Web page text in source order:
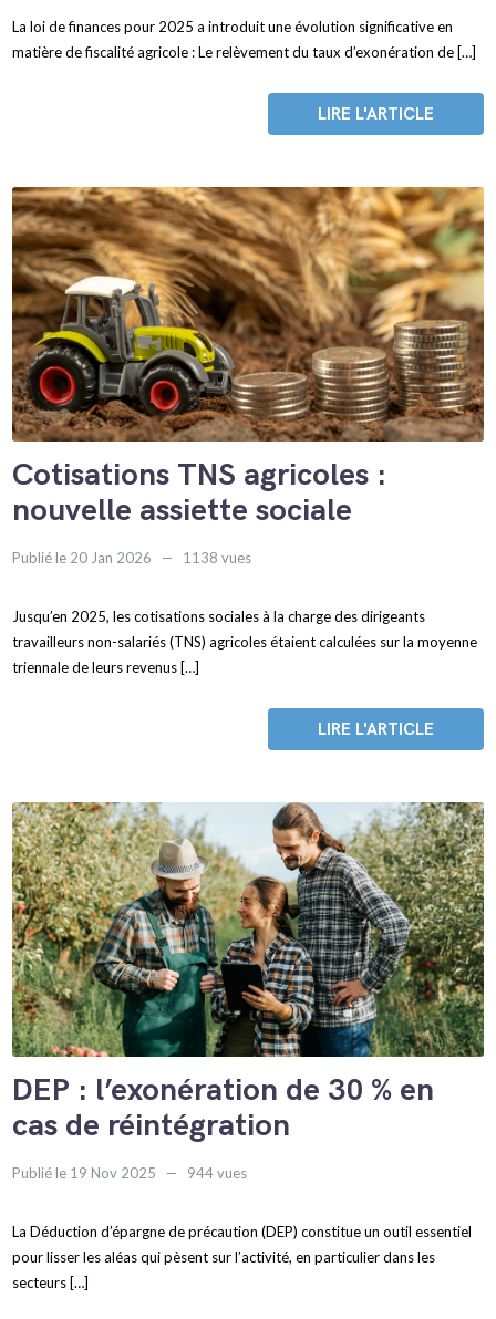
La loi de finances pour 2025 a introduit une évolution significative en
matière de fiscalité agricole : Le relèvement du taux d’exonération de […]
LIRE L'ARTICLE
Cotisations TNS agricoles :
nouvelle assiette sociale
Publié le 20 Jan 2026 1138 vues
Jusqu’en 2025, les cotisations sociales à la charge des dirigeants
travailleurs non-salariés (TNS) agricoles étaient calculées sur la moyenne
triennale de leurs revenus […]
LIRE L'ARTICLE
DEP : l’exonération de 30 % en
cas de réintégration
Publié le 19 Nov 2025 944 vues
La Déduction d’épargne de précaution (DEP) constitue un outil essentiel
pour lisser les aléas qui pèsent sur l’activité, en particulier dans les
secteurs […]